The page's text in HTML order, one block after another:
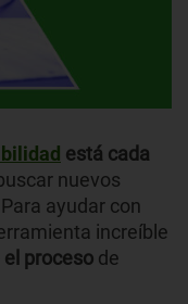
está cada
nuevos
ayudar con
increíble
proceso de